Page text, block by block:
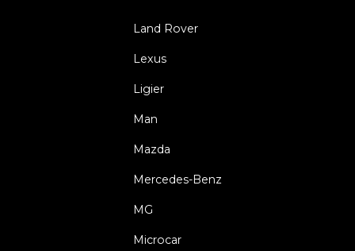
Land Rover
Lexus
Ligier
Man
Mazda
Mercedes-Benz
MG
Microcar